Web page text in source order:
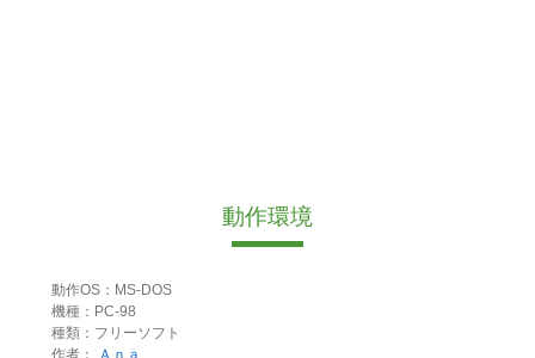
動作環境
動作OS：MS-DOS
機種：PC-98
種類：フリーソフト